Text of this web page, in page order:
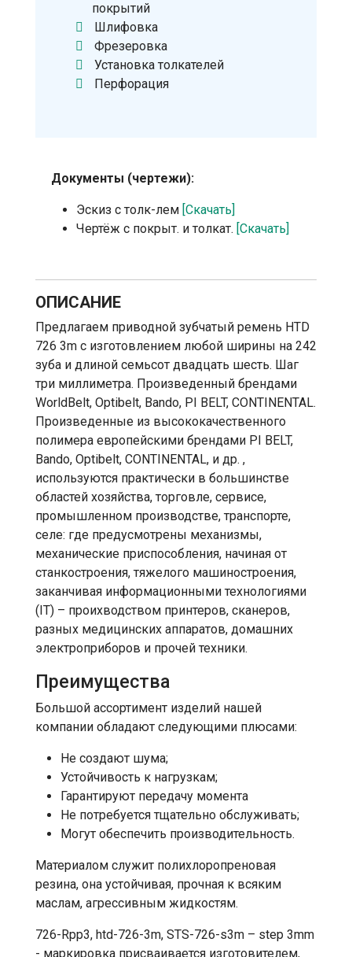
покрытий
Шлифовка
Фрезеровка
Установка толкателей
Перфорация
Документы (чертежи):
Эскиз с толк-лем [Скачать]
Чертёж с покрыт. и толкат. [Скачать]
ОПИСАНИЕ
Предлагаем приводной зубчатый ремень HTD
726 3m с изготовлением любой ширины на 242
зуба и длиной семьсот двадцать шесть. Шаг
три миллиметра. Произведенный брендами
WorldBelt, Optibelt, Bando, PI BELT, CONTINENTAL.
Произведенные из высококачественного
полимера европейскими брендами PI BELT,
Bando, Optibelt, CONTINENTAL, и др. ,
используются практически в большинстве
областей хозяйства, торговле, сервисе,
промышленном производстве, транспорте,
селе: где предусмотрены механизмы,
механические приспособления, начиная от
станкостроения, тяжелого машиностроения,
заканчивая информационными технологиями
(IT) – проихводством принтеров, сканеров,
разных медицинских аппаратов, домашних
электроприборов и прочей техники.
Преимущества
Большой ассортимент изделий нашей
компании обладают следующими плюсами:
Не создают шума;
Устойчивость к нагрузкам;
Гарантируют передачу момента
Не потребуется тщательно обслуживать;
Могут обеспечить производительность.
Материалом служит полихлоропреновая
резина, она устойчивая, прочная к всяким
маслам, агрессивным жидкостям.
726-Rpp3, htd-726-3m, STS-726-s3m – step 3mm
- маркировка присваивается изготовителем,